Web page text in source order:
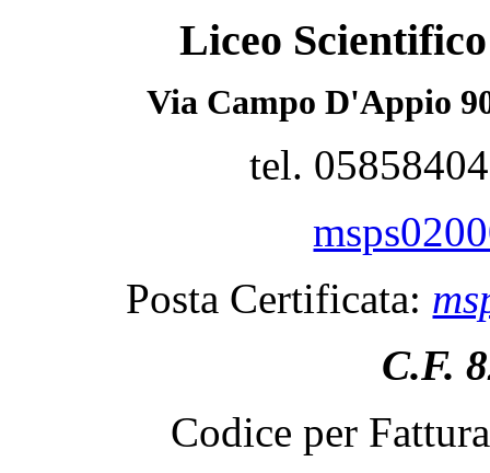
Liceo
Via Campo D'Appio
tel.
Posta Certificata:
C.F.
Codice per